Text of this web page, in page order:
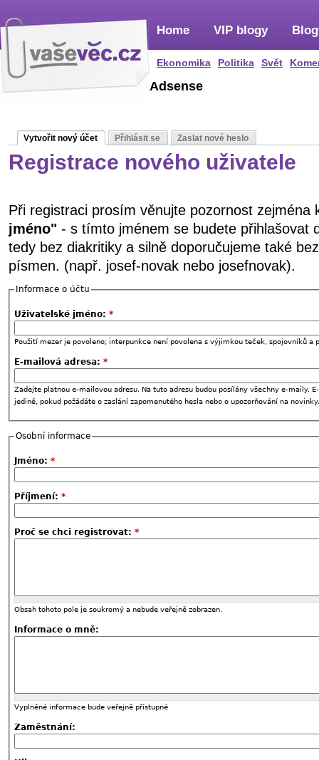
Home
Ekonomika Politika Svět
VIP blogy
Adsense
Vytvořit nový účet Přihlásit se Zaslat nové heslo
Registrace nového uživatele
Při registraci prosím věnujte pozornost zejména
jméno" - s tímto jménem se budete přihlašovat
tedy bez diakritiky a silně doporučujeme také
písmen. (např. josef-novak nebo josefnovak).
Informace o účtu
Uživatelské jméno: *
Použití mezer je povoleno; interpunkce není povolena s výjimkou teček, spojovníků a
E-mailová adresa: *
Zadejte platnou e-mailovou adresu. Na tuto adresu budou posílány všechny e-maily.
jedině, pokud požádáte o zaslání zapomenutého hesla nebo o upozorňování na novinky.
Osobní informace
Jméno: *
Příjmení: *
Proč se chci registrovat: *
Obsah tohoto pole je soukromý a nebude veřejně zobrazen.
Informace o mně:
Vyplněné informace bude veřejně přístupné
Zaměstnání: